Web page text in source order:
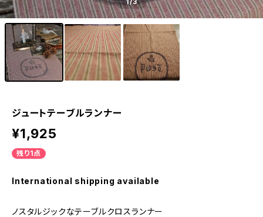
ジュートテーブルランナー
¥1,925
残り1点
International shipping available
ノスタルジックなテーブルクロスランナー